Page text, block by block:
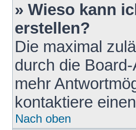
» Wieso kann
erstellen?
Die maximal
durch die
mehr
kontaktiere
Nach oben